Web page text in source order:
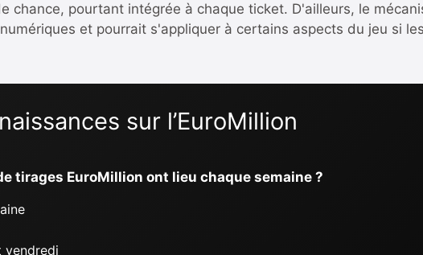
chance, pourtant intégrée à chaque ticket. D'ailleurs, le
et pourrait s'appliquer à certains aspects du jeu si
sur l’EuroMillion
tirages EuroMillion ont lieu chaque semaine ?
vendredi